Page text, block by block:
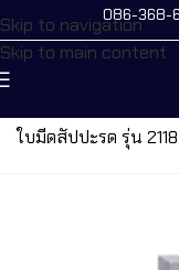
Skip to navigation
Skip to main content
086-368-
เครื่องจัก
ใบมีดสัปปะรด รุ่น 2118